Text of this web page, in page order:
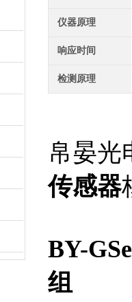
仪器原理
响应时间
检测原理
帛晏光
传感器
BY-
组